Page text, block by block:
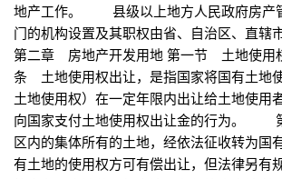
地产工作。 县级以上地方人民政府房产
门的机构设置及其职权由省、自治区、直辖
第二章 房地产开发用地 第一节 土地使
条 土地使用权出让，是指国家将国有土地
土地使用权）在一定年限内出让给土地使用
向国家支付土地使用权出让金的行为。
区内的集体所有的土地，经依法征收转为国
有土地的使用权方可有偿出让，但法律另